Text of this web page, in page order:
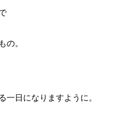
の。
一日になりますように。